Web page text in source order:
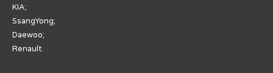
KIA;
SsangYong;
Daewoo;
Renault.